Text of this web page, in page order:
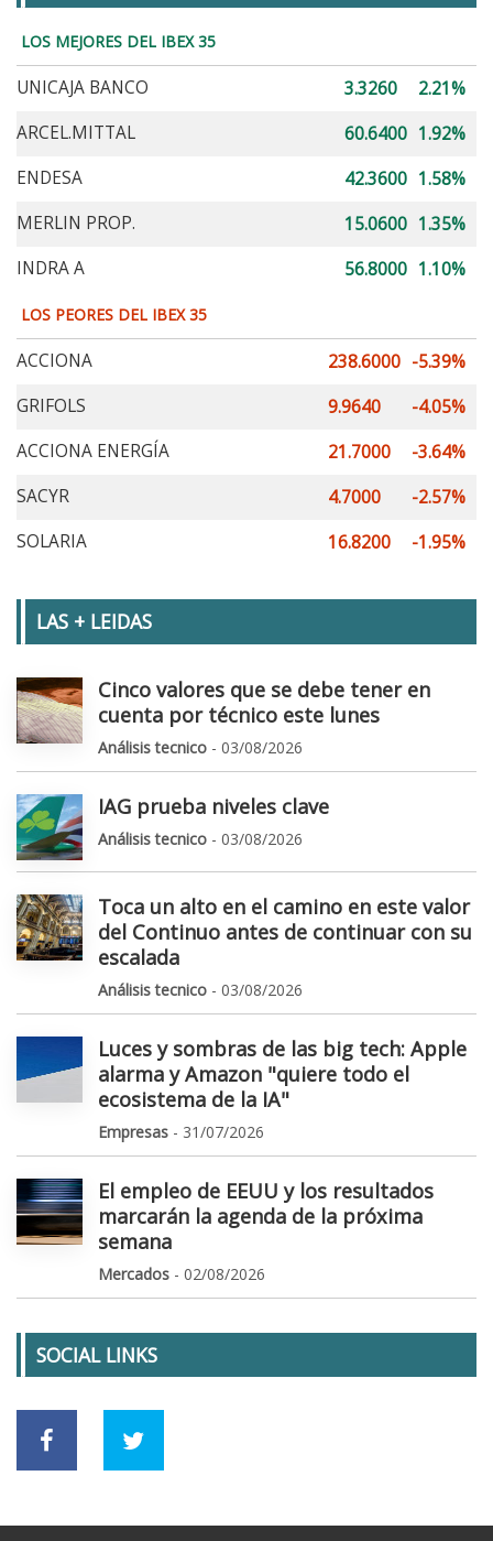
LOS MEJORES DEL IBEX 35
UNICAJA BANCO 3.3260
2.21%
ARCEL.MITTAL
60.6400 1.92%
ENDESA
42.3600 1.58%
MERLIN PROP.
15.0600 1.35%
INDRA A
56.8000 1.10%
LOS PEORES DEL IBEX 35
ACCIONA 238.6000 -5.39%
GRIFOLS
9.9640
-4.05%
ACCIONA ENERGÍA
21.7000
-3.64%
SACYR
4.7000
-2.57%
SOLARIA
16.8200 -1.95%
LAS + LEIDAS
Cinco valores que se debe tener en
cuenta por técnico este lunes
Análisis tecnico - 03/08/2026
IAG prueba niveles clave
Análisis tecnico - 03/08/2026
Toca un alto en el camino en este valor
del Continuo antes de continuar con su
escalada
Análisis tecnico - 03/08/2026
Luces y sombras de las big tech: Apple
alarma y Amazon "quiere todo el
ecosistema de la IA"
Empresas - 31/07/2026
El empleo de EEUU y los resultados
marcarán la agenda de la próxima
semana
Mercados - 02/08/2026
SOCIAL LINKS